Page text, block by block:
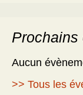
Prochains
Aucun
>> Tous les